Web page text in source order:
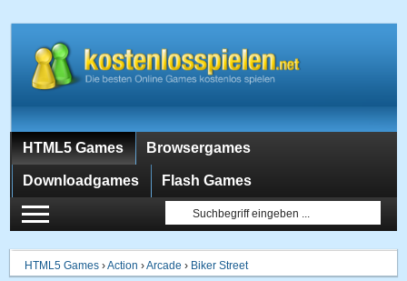
HTML5 Games Browsergames
Downloadgames Flash Games
HTML5 Games ›Action ›Arcade › Biker Street